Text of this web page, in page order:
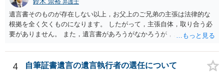
弁護士
遺言書そのものが存在しない以上，お父上のご兄弟の主張は法律的な
根拠を全く欠くものになります。 したがって，主張自体，取り合う必
要がありません。 また，遺言書があろうがなかろうが，お父上のご兄
ご回答にもありますが， 代理人弁護士をたてて，その弁護士から相手
方に対して， ・相続に関する主張は法的根拠がなく，一切応じないこ
と ・今後一切の連絡をしてこないでほしいこと ・連絡を継続してくる
4 自筆証書遺言の遺言執行者の選任について